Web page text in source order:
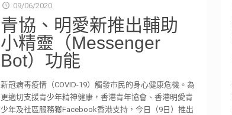
09/06/2020
青協、明愛新推出輔助
小精靈（Messenger
Bot）功能
新冠病毒疫情（COVID-19）觸發市民的身心健康危機。為
更適切支援青少年精神健康，香港青年協會、香港明愛青
少年及社區服務獲Facebook香港支持，今日（9日）推出